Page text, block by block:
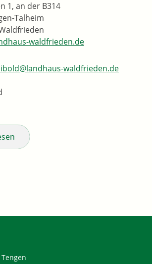
1, an der B314
Talheim
waldfrieden.de
waldfrieden.de